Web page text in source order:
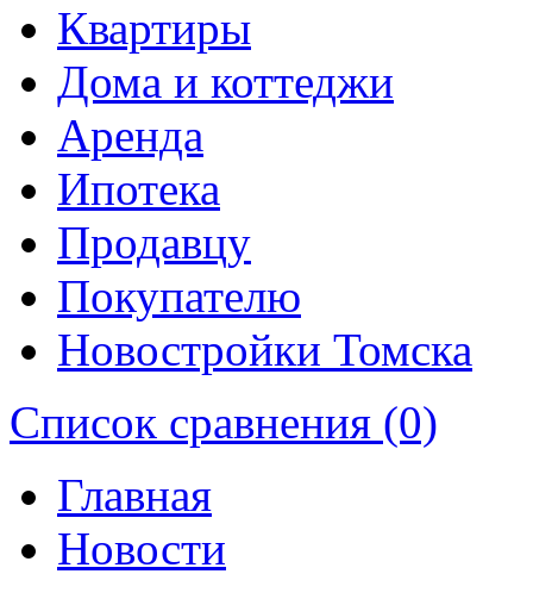
Квартиры
Дома и коттеджи
Аренда
Ипотека
Продавцу
Покупателю
Новостройки Томска
Список сравнения (0)
Главная
Новости